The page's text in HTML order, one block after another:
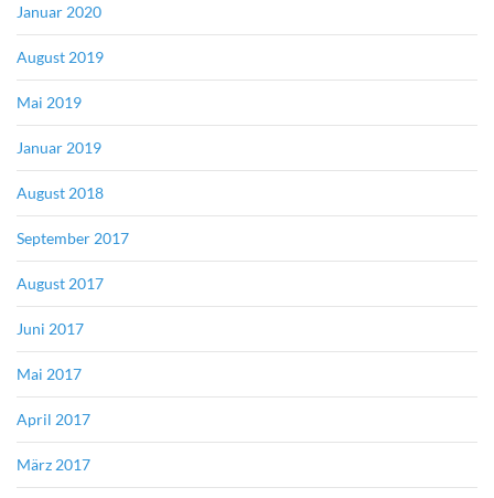
Januar 2020
August 2019
Mai 2019
Januar 2019
August 2018
September 2017
August 2017
Juni 2017
Mai 2017
April 2017
März 2017